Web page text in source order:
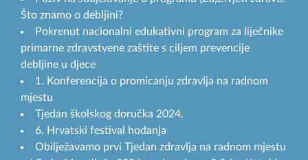
Što znamo o debljini?
Pokrenut nacionalni edukativni program za liječnike
primarne zdravstvene zaštite s ciljem prevencije
debljine u djece
1. Konferencija o promicanju zdravlja na radnom
mjestu
Tjedan školskog doručka 2024.
6. Hrvatski festival hodanja
Obilježavamo prvi Tjedan zdravlja na radnom mjestu